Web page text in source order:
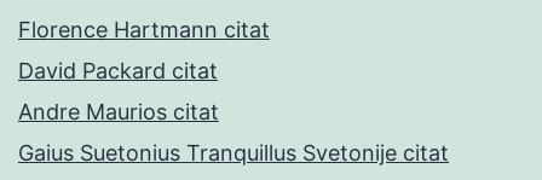
Florence Hartmann citat
David Packard citat
Andre Maurios citat
Gaius Suetonius Tranquillus Svetonije citat